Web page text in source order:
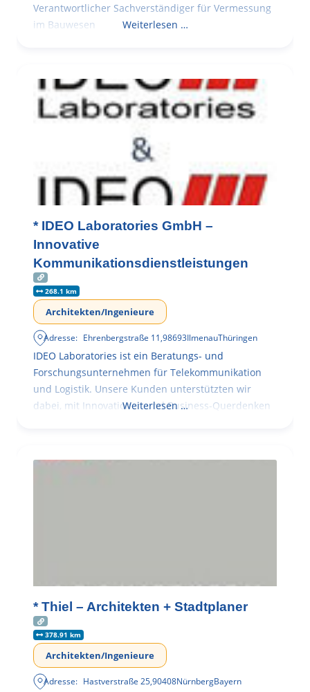
Verantwortlicher Sachverständiger für Vermessung
im Bauwesen
Weiterlesen …
* IDEO Laboratories GmbH –
Innovative
Kommunikationsdienstleistungen
268.1 km
Architekten/Ingenieure
Adresse: Ehrenbergstraße 11,98693IlmenauThüringen
IDEO Laboratories ist ein Beratungs- und
Forschungsunternehmen für Telekommunikation
und Logistik. Unsere Kunden unterstützten wir
dabei, mit Innovationen und Business-Querdenken
Weiterlesen …
* Thiel – Architekten + Stadtplaner
378.91 km
Architekten/Ingenieure
Adresse: Hastverstraße 25,90408NürnbergBayern